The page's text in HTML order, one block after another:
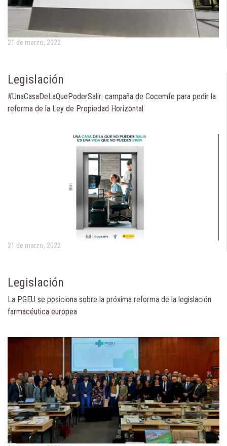
21 de marzo, 2022
Legislación
#UnaCasaDeLaQuePoderSalir: campaña de Cocemfe para pedir la
reforma de la Ley de Propiedad Horizontal
21 de marzo, 2022
Legislación
La PGEU se posiciona sobre la próxima reforma de la legislación
farmacéutica europea